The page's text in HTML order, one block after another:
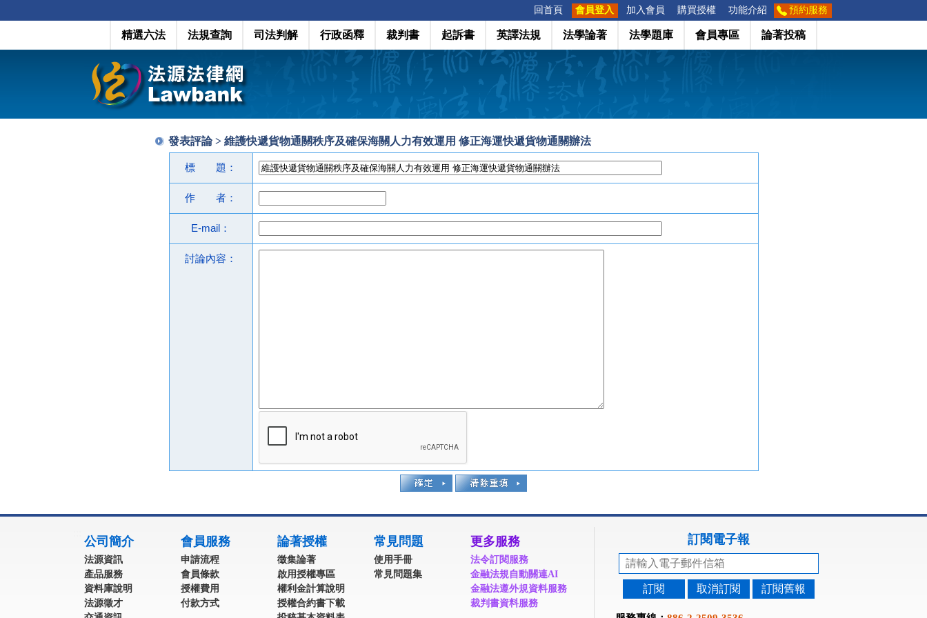
回首頁 會員登入 加入會員 購買授權 功能介紹 預約服務
精選六法 法規查詢 司法判解 行政函釋 裁判書 起訴書 英譯法規 法學論著 法學題庫 會員專區 論著投稿
發表評論 > 維護快遞貨物通關秩序及確保海關人力有效運用 修正海運快遞貨物通關辦法
標 題：
作 者：
E-mail：
討論內容：
公司簡介
法源資訊
產品服務
資料庫說明
法源徵才
會員服務
申請流程
會員條款
授權費用
付款方式
論著授權
徵集論著
啟用授權專區
權利金計算說明
授權合約書下載
常見問題
使用手冊
常見問題集
更多服務
法令訂閱服務
金融法規自動關連AI
金融法遵外規資料服務
裁判書資料服務
訂閱電子報
訂閱 取消訂閱 訂閱舊報